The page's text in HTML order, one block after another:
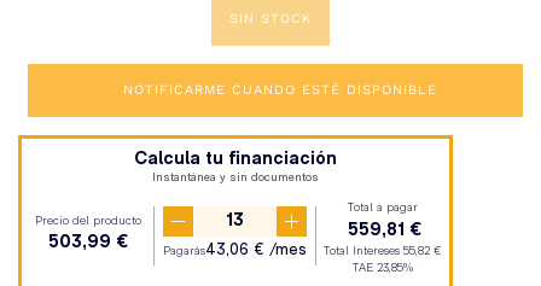
SIN STOCK
NOTIFICARME CUANDO ESTÉ DISPONIBLE